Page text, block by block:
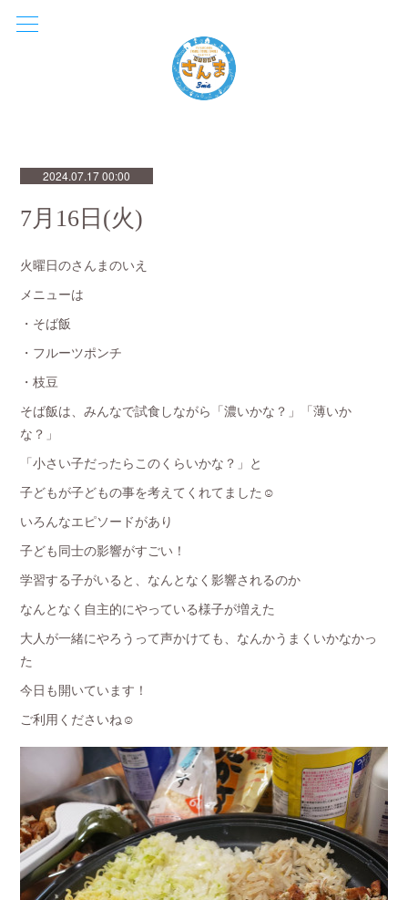
2024.07.17 00:00
7月16日(火)
火曜日のさんまのいえ
メニューは
・そば飯
・フルーツポンチ
・枝豆
そば飯は、みんなで試食しながら「濃いかな？」「薄いか
な？」
「小さい子だったらこのくらいかな？」と
子どもが子どもの事を考えてくれてました☺️
いろんなエピソードがあり
子ども同士の影響がすごい！
学習する子がいると、なんとなく影響されるのか
なんとなく自主的にやっている様子が増えた
大人が一緒にやろうって声かけても、なんかうまくいかなかっ
た
今日も開いています！
ご利用くださいね☺️